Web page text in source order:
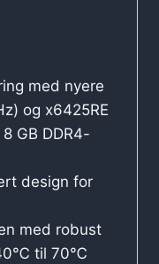
med nyere
og x6425RE
GB DDR4-
design for
med robust
40℃ til 70℃